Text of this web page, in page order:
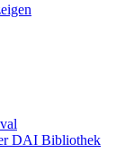
DAI Bibliothek